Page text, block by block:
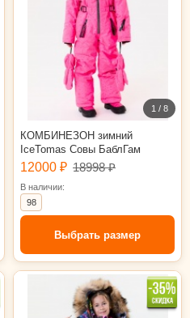
1 / 8
КОМБИНЕЗОН зимний
IceTomas Совы БаблГам
12000 ₽ 18998 ₽
В наличии:
98
Выбрать размер
110